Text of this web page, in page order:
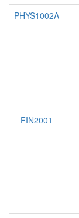
PHYS1002A
FIN2001